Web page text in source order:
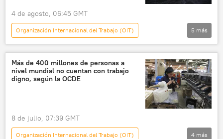
4 de agosto, 06:45 GMT
Organización Internacional del Trabajo (OIT)
América Latina
Caribe
Ecuador
Perú
La Organización Internacional del Trabajo
5 más
Más de 400 millones de personas a
nivel mundial no cuentan con trabajo
digno, según la OCDE
8 de julio, 07:39 GMT
Organización Internacional del Trabajo (OIT)
4 más